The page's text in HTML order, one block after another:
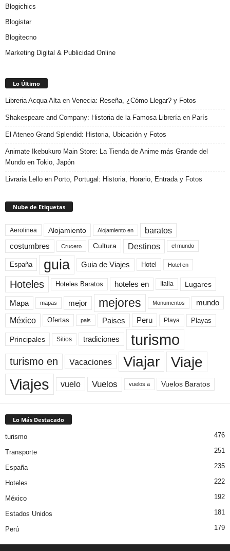
Blogichics
Blogistar
Blogitecno
Marketing Digital & Publicidad Online
Lo Último
Libreria Acqua Alta en Venecia: Reseña, ¿Cómo Llegar? y Fotos
Shakespeare and Company: Historia de la Famosa Librería en París
El Ateneo Grand Splendid: Historia, Ubicación y Fotos
Animate Ikebukuro Main Store: La Tienda de Anime más Grande del
Mundo en Tokio, Japón
Livraria Lello en Porto, Portugal: Historia, Horario, Entrada y Fotos
Nube de Etiquetas
Aerolinea Alojamiento Alojamiento en baratos
costumbres Crucero Cultura Destinos el mundo
España guia Guia de Viajes Hotel Hotel en
Hoteles Hoteles Baratos hoteles en Italia Lugares
Mapa mapas mejor mejores Monumentos mundo
México Ofertas pais Paises Peru Playa Playas
Principales Sitios tradiciones turismo
turismo en Vacaciones Viajar Viaje
Viajes vuelo Vuelos vuelos a Vuelos Baratos
Lo Más Destacado
turismo 476
Transporte 251
España 235
Hoteles 222
México 192
Estados Unidos 181
Perú 179